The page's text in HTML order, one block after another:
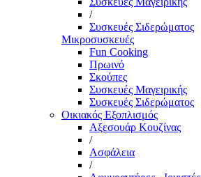
/
Συσκευές Σιδερώματος
Μικροσυσκευές
Fun Cooking
Πρωινό
Σκούπες
Συσκευές Μαγειρικής
Συσκευές Σιδερώματος
Οικιακός Εξοπλισμός
Αξεσουάρ Κουζίνας
/
Ασφάλεια
/